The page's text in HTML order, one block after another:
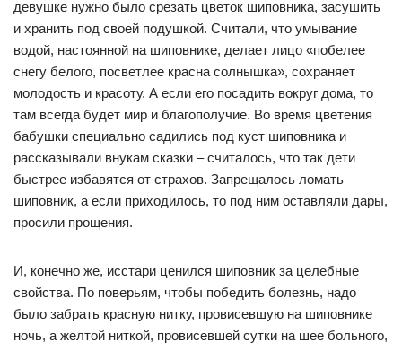
девушке нужно было срезать цветок шиповника, засушить
и хранить под своей подушкой. Считали, что умывание
водой, настоянной на шиповнике, делает лицо «побелее
снегу белого, посветлее красна солнышка», сохраняет
молодость и красоту. А если его посадить вокруг дома, то
там всегда будет мир и благополучие. Во время цветения
бабушки специально садились под куст шиповника и
рассказывали внукам сказки – считалось, что так дети
быстрее избавятся от страхов. Запрещалось ломать
шиповник, а если приходилось, то под ним оставляли дары,
просили прощения.
И, конечно же, исстари ценился шиповник за целебные
свойства. По поверьям, чтобы победить болезнь, надо
было забрать красную нитку, провисевшую на шиповнике
ночь, а желтой ниткой, провисевшей сутки на шее больного,